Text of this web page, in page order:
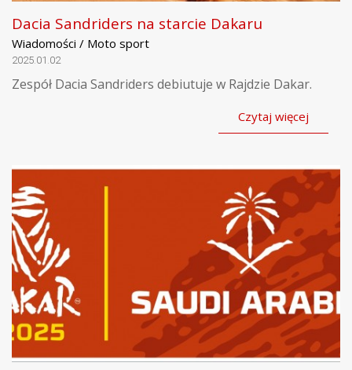
Dacia Sandriders na starcie Dakaru
Wiadomości / Moto sport
2025.01.02
Zespół Dacia Sandriders debiutuje w Rajdzie Dakar.
Czytaj więcej